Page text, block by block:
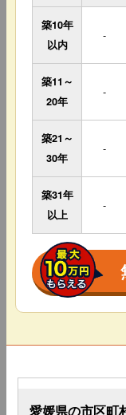
築10年
以内
-
築11～
20年
-
築21～
30年
-
築31年
以上
-
愛媛県の市区町